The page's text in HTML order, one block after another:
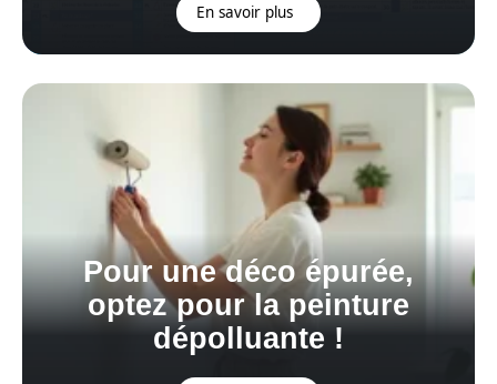
En savoir plus
Pour une déco épurée,
optez pour la peinture
dépolluante !